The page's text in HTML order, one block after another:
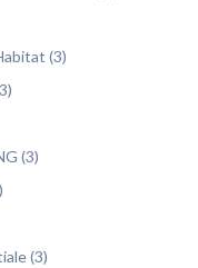
(3)
(3)
(3)